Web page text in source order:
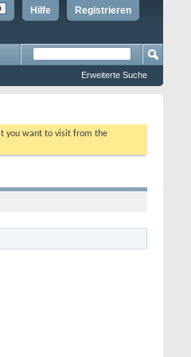
Registrieren
Hilfe
Erweiterte Suche
you want to visit from the